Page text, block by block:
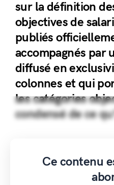
sur la définition
objectives de
publiés
accompagnés par
diffusé en
colonnes et qui
les catégories
condensé de ce
Ce contenu